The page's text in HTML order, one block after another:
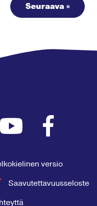
Seuraava »
versio
Saavutettavuusseloste